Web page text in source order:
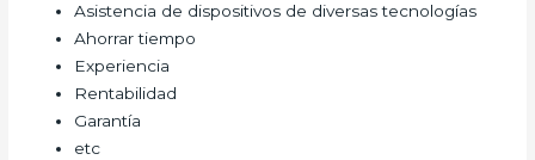
Asistencia de dispositivos de diversas tecnologías
Ahorrar tiempo
Experiencia
Rentabilidad
Garantía
etc